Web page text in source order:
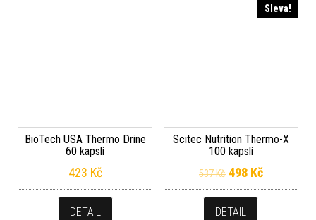
BioTech USA Thermo Drine
60 kapslí
423 Kč
DETAIL
Sleva!
Scitec Nutrition Thermo-X
100 kapslí
537Kč Původní cena
498 KčAktuální
DETAIL